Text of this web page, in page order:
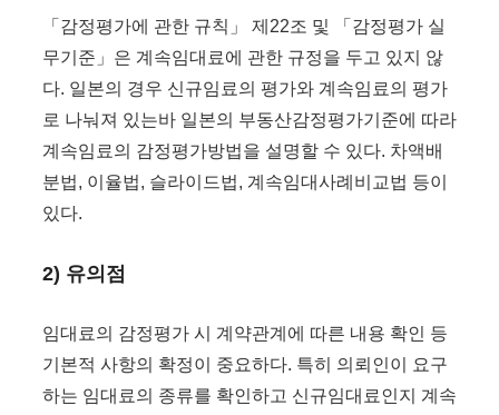
「감정평가에 관한 규칙」 제22조 및 「감정평가 실
무기준」은 계속임대료에 관한 규정을 두고 있지 않
다. 일본의 경우 신규임료의 평가와 계속임료의 평가
로 나눠져 있는바 일본의 부동산감정평가기준에 따라
계속임료의 감정평가방법을 설명할 수 있다. 차액배
분법, 이율법, 슬라이드법, 계속임대사례비교법 등이
있다.
2) 유의점
임대료의 감정평가 시 계약관계에 따른 내용 확인 등
기본적 사항의 확정이 중요하다. 특히 의뢰인이 요구
하는 임대료의 종류를 확인하고 신규임대료인지 계속